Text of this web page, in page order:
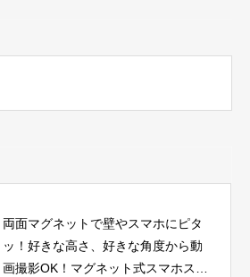
両面マグネットで壁やスマホにピタ
ッ！好きな高さ、好きな角度から動
画撮影OK！マグネット式スマホスタ